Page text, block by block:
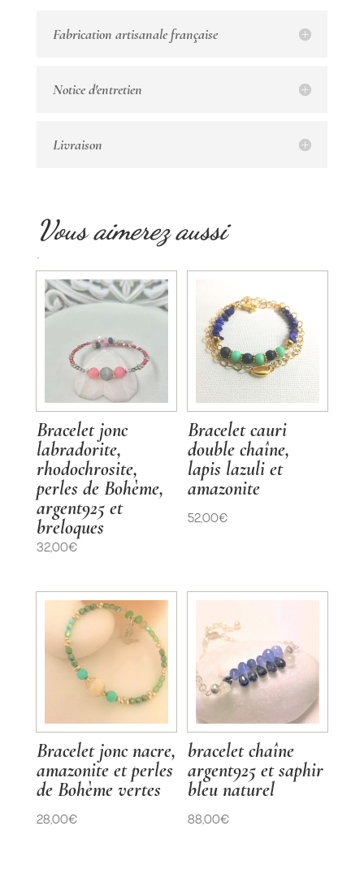
Fabrication artisanale française
Notice d'entretien
Livraison
Vous aimerez aussi
Bracelet jonc
labradorite,
rhodochrosite,
perles de Bohème,
argent925 et
breloques
32,00€
Bracelet cauri
double chaîne,
lapis lazuli et
amazonite
52,00€
Bracelet jonc nacre,
amazonite et perles
de Bohème vertes
28,00€
bracelet chaîne
argent925 et saphir
bleu naturel
88,00€